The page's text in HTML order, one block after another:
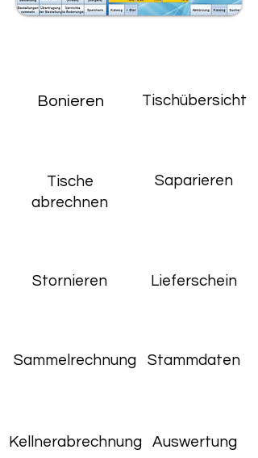
Bonieren Tischübersicht
Tische
abrechnen
Saparieren
Stornieren Lieferschein
Sammelrechnung Stammdaten
Kellnerabrechnung Auswertung